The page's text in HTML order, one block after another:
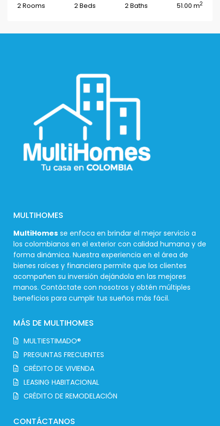
2 Rooms 2 Beds 2 Baths 51.00 m2
MULTIHOMES
MultiHomes se enfoca en brindar el mejor servicio a
los colombianos en el exterior con calidad humana y de
forma dinámica. Nuestra experiencia en el área de
bienes raíces y financiera permite que los clientes
acompañen su inversión dejándola en las mejores
manos. Contáctate con nosotros y obtén múltiples
beneficios para cumplir tus sueños más fácil.
MÁS DE MULTIHOMES
MULTIESTIMADO®
PREGUNTAS FRECUENTES
CRÉDITO DE VIVIENDA
LEASING HABITACIONAL
CRÉDITO DE REMODELACIÓN
CONTÁCTANOS